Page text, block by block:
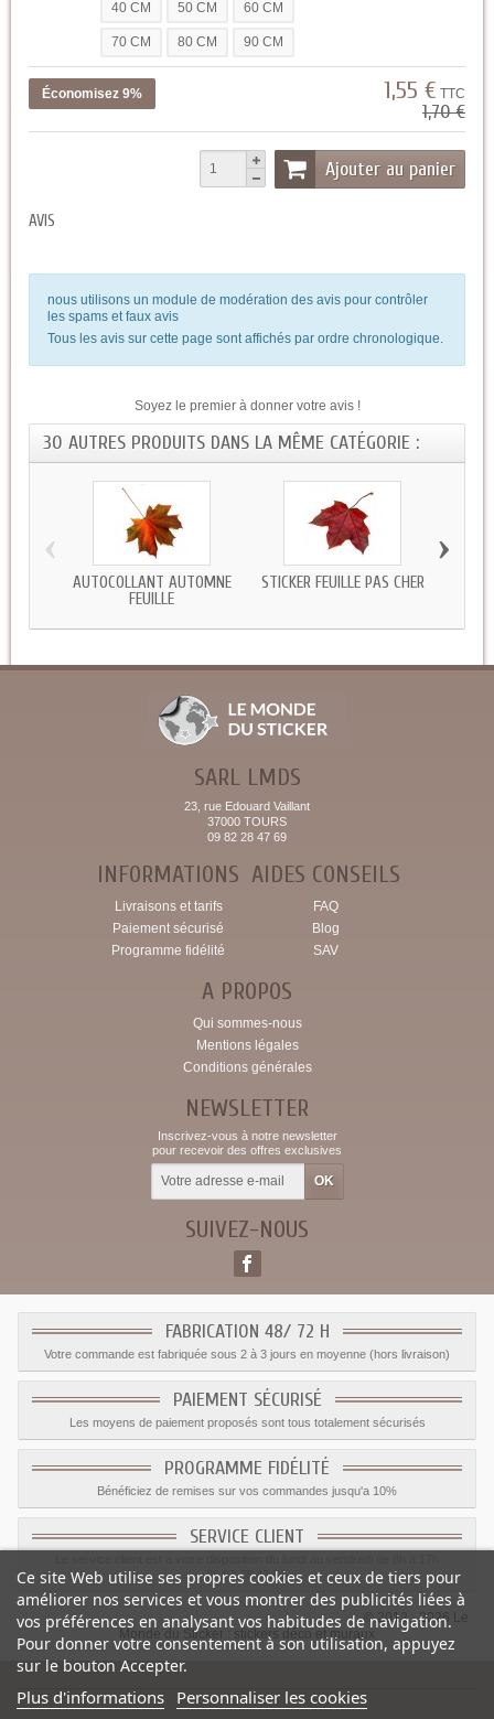
40 CM 50 CM 60 CM
70 CM 80 CM 90 CM
Économisez 9% 1,55 € TTC
1,70 €
Ajouter au panier
AVIS
nous utilisons un module de modération des avis pour contrôler
les spams et faux avis
Tous les avis sur cette page sont affichés par ordre chronologique.
Soyez le premier à donner votre avis !
30 AUTRES PRODUITS DANS LA MÊME CATÉGORIE :
AUTOCOLLANT AUTOMNE
FEUILLE
STICKER FEUILLE PAS CHER
‹ ›
SARL LMDS
23, rue Edouard Vaillant
37000 TOURS
09 82 28 47 69
INFORMATIONS
Livraisons et tarifs
Paiement sécurisé
Programme fidélité
AIDES CONSEILS
FAQ
Blog
SAV
A PROPOS
Qui sommes-nous
Mentions légales
Conditions générales
NEWSLETTER
Inscrivez-vous à notre newsletter
pour recevoir des offres exclusives
SUIVEZ-NOUS
FABRICATION 48/ 72 H
Votre commande est fabriquée sous 2 à 3 jours en moyenne (hors livraison)
PAIEMENT SÉCURISÉ
Les moyens de paiement proposés sont tous totalement sécurisés
PROGRAMME FIDÉLITÉ
Bénéficiez de remises sur vos commandes jusqu'a 10%
SERVICE CLIENT
09.82.28.47.69.
© 2012 - 2026 Le
Monde du Sticker :
stickers déco et muraux
Ce site Web utilise ses propres cookies et ceux de tiers pour
améliorer nos services et vous montrer des publicités liées à
vos préférences en analysant vos habitudes de navigation.
Pour donner votre consentement à son utilisation, appuyez
sur le bouton Accepter.
Plus d'informations Personnaliser les cookies